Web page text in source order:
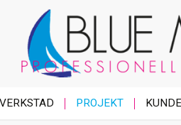
VERKSTAD PROJEKT